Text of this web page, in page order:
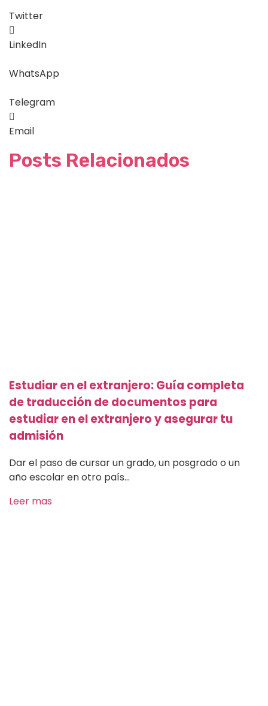
Twitter
LinkedIn
WhatsApp
Telegram
Email
Posts Relacionados
Estudiar en el extranjero: Guía completa
de traducción de documentos para
estudiar en el extranjero y asegurar tu
admisión
Dar el paso de cursar un grado, un posgrado o un
año escolar en otro país...
Leer mas